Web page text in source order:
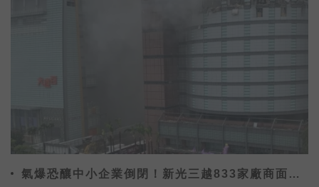
氣爆恐釀中小企業倒閉！新光三越833家廠商面臨